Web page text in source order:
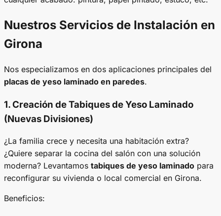
Nuestros Servicios de Instalación en
Girona
Nos especializamos en dos aplicaciones principales del
placas de yeso laminado en paredes.
1. Creación deTabiques de Yeso Laminado
(Nuevas Divisiones)
¿La familia crece y necesita una habitación extra?
¿Quiere separar la cocina del salón con una solución
moderna? Levantamos tabiques de yeso laminado para
reconfigurar su vivienda o local comercial en Girona.
Beneficios: